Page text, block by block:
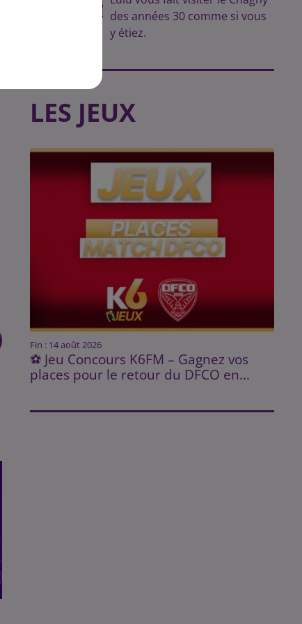
des années 30 comme si vous
y étiez.
LES JEUX
Fin : 14 août 2026
⚽ Jeu Concours K6FM – Gagnez vos
places pour le retour du DFCO en...